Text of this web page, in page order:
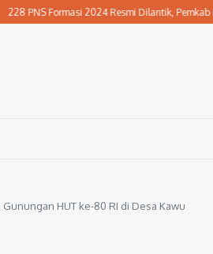
Formasi 2024 Resmi Dilantik, Pemkab Ngawi
HUT ke-80 RI di Desa Kawu